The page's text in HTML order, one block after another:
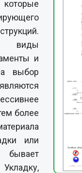
виды
и
выбор
более
или
бывает